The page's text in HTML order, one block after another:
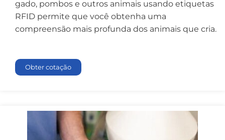
gado, pombos e outros animais usando etiquetas
RFID permite que você obtenha uma
compreensão mais profunda dos animais que cria.
Obter cotação